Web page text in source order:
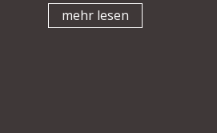
mehr lesen